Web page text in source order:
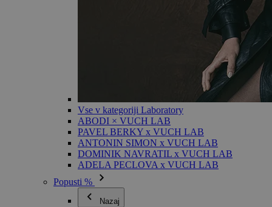
Vse v kategoriji Laboratory
ABODI × VUCH LAB
PAVEL BERKY x VUCH LAB
ANTONIN SIMON x VUCH LAB
DOMINIK NAVRATIL x VUCH LAB
ADELA PECLOVA x VUCH LAB
Popusti %
Nazaj